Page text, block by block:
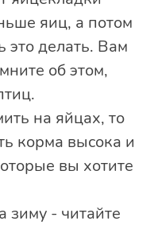
яиц, а потом
это делать. Вам
об этом,
на яйцах, то
корма высока и
вы хотите
зиму - читайте